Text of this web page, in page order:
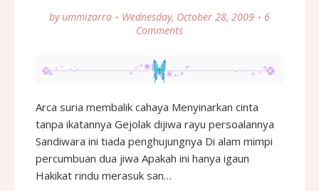
by ummizarra Wednesday, October 28, 2009
6
Comments
Arca suria membalik cahaya Menyinarkan cinta
tanpa ikatannya Gejolak dijiwa rayu persoalannya
Sandiwara ini tiada penghujungnya Di alam mimpi
percumbuan dua jiwa Apakah ini hanya igaun
Hakikat rindu merasuk san…